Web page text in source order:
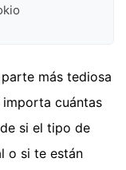
más tediosa
cuántas
si el tipo de
o si te están